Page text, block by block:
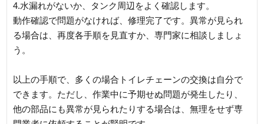
4.水漏れがないか、タンク周辺をよく確認します。
動作確認で問題がなければ、修理完了です。異常が見られ
る場合は、再度各手順を見直すか、専門家に相談しましょ
う。
以上の手順で、多くの場合トイレチェーンの交換は自分で
できます。ただし、作業中に予期せぬ問題が発生したり、
他の部品にも異常が見られたりする場合は、無理をせず専